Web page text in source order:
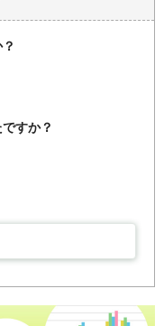
すか？
ページ